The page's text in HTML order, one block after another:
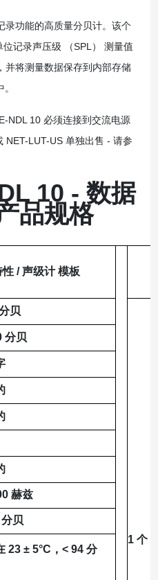
录功能的高质量分贝计。该个
记录声压级 （SPL） 测量值
并将测量数据保存到内部存储
NDL 10 必须连接到交流电源
NET-LUT-US 单独出售 - 请参
10 - 数据
品规格
/ 声级计 模板
贝
1 个
分贝
赫兹
贝
23 ± 5°C，< 94 分